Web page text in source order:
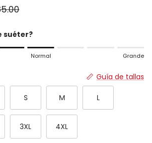
normal
suéter?
Normal.
for "" is 4.
Normal Grande
Guía de tallas
S M L
3XL 4XL